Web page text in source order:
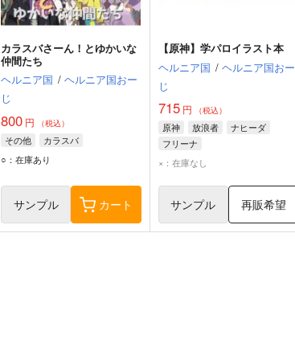
カラスバさーん！とゆかいな
仲間たち
ヘルニア国 / ヘルニア国おー
じ
800円 （税込）
その他
カラスバ
○：在庫あり
サンプル カート
【原神】学パロイラスト本
ヘルニア国 / ヘルニア国おー
じ
715円 （税込）
原神 放浪者
ナヒーダ
フリーナ
×：在庫なし
サンプル 再販希望